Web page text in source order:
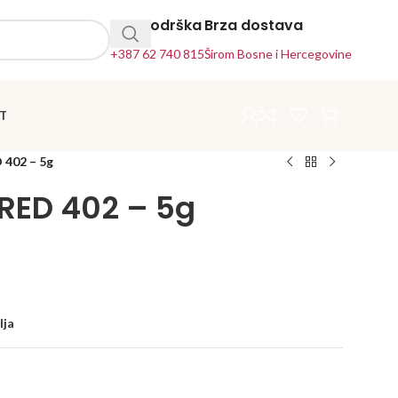
24h Podrška
+387 62 740 815
Brza dostava
Širom Bosne i Hercegovine
402 – 5g
402 – 5g